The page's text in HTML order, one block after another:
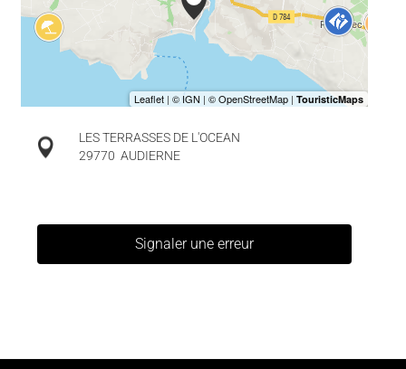
LES TERRASSES DE L'OCEAN
29770 AUDIERNE
Signaler une erreur